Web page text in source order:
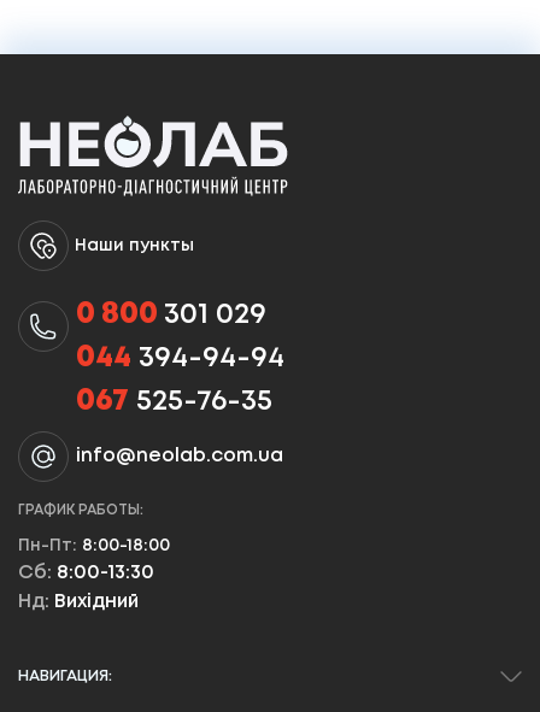
Наши пункты
0 800 301 029
044 394-94-94
067 525-76-35
info@neolab.com.ua
ГРАФИК РАБОТЫ:
Пн-Пт: 8:00-18:00
Сб: 8:00-13:30
Нд: Вихідний
НАВИГАЦИЯ: